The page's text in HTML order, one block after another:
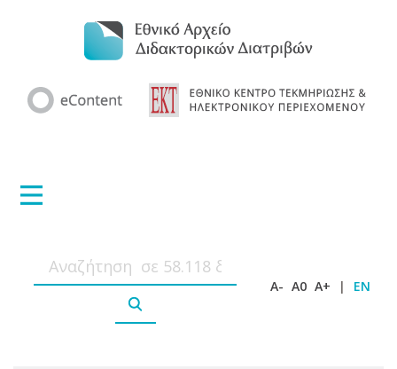
A- A0 A+ | EN